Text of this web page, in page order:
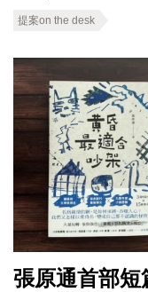
提案on the desk
張原通首部短